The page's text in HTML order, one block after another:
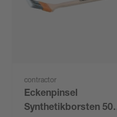
contractor
Eckenpinsel
Synthetikborsten 50